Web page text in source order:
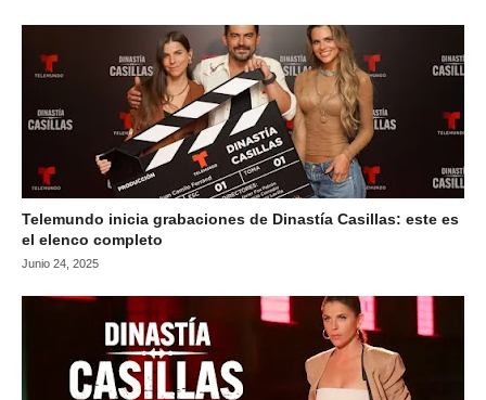
Telemundo inicia grabaciones de Dinastía Casillas: este es
el elenco completo
Junio 24, 2025